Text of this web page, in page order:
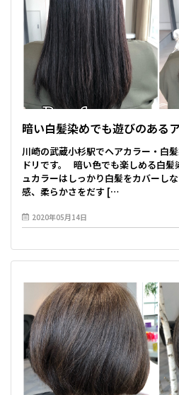
暗い白髪染めでも遊びのある
川崎の武蔵小杉駅でヘアカラー・白
ドリです。 暗い色でも楽しめる白
ュカラーはしっかり白髪をカバーし
感、柔らかさをだす […
2020年05月14日